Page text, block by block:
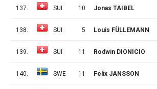
137. SUI 10 Jonas TAIBEL
138. SUI 5 Louis FÜLLEMANN
139. SUI 11 Rodwin DIONICIO
140. SWE 11 Felix JANSSON